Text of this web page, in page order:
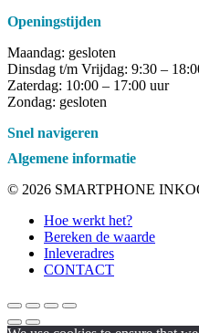
Openingstijden
Maandag: gesloten
Dinsdag t/m Vrijdag: 9:30 –
Zaterdag: 10:00 – 17:00 uur
Zondag: gesloten
Snel navigeren
Algemene informatie
© 2026 SMARTPHONE
Close
Menu
Hoe werkt het?
Bereken de waarde
Inleveradres
CONTACT